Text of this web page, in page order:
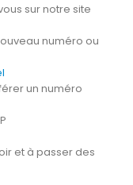
sur notre site
numéro ou
un numéro
et à passer des